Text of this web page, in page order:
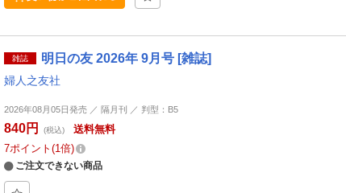
雑誌 明日の友 2026年 9月号 [雑誌]
婦人之友社
2026年08月05日発売 ／ 隔月刊 ／ 判型：B5
840円 (税込)
送料無料
7ポイント 1倍
ご注文できない商品